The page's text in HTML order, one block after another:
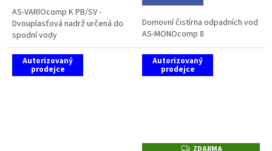
hvězdiček.
AS-VARIOcomp K PB/SV -
Dvouplasťová nadrž určená do
spodní vody
Domovní čistírna odpadních vod
AS-MONOcomp 8
Autorizovaný
prodejce
Autorizovaný
prodejce
ZZDARMA